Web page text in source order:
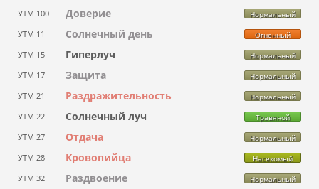
УТМ 100 Доверие Нормальный
УТМ 11 Солнечный день Огненный
УТМ 15 Гиперлуч Нормальный
УТМ 17 Защита Нормальный
УТМ 21 Раздражительность Нормальный
УТМ 22 Солнечный луч Травяной
УТМ 27 Отдача Нормальный
УТМ 28 Кровопийца Насекомый
УТМ 32 Раздвоение Нормальный